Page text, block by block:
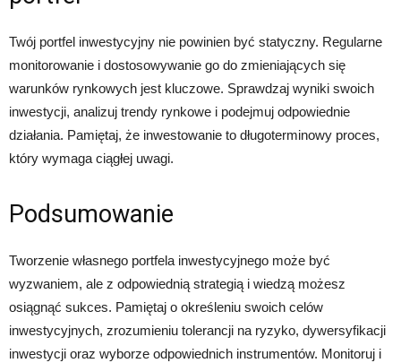
Twój portfel inwestycyjny nie powinien być statyczny. Regularne
monitorowanie i dostosowywanie go do zmieniających się
warunków rynkowych jest kluczowe. Sprawdzaj wyniki swoich
inwestycji, analizuj trendy rynkowe i podejmuj odpowiednie
działania. Pamiętaj, że inwestowanie to długoterminowy proces,
który wymaga ciągłej uwagi.
Podsumowanie
Tworzenie własnego portfela inwestycyjnego może być
wyzwaniem, ale z odpowiednią strategią i wiedzą możesz
osiągnąć sukces. Pamiętaj o określeniu swoich celów
inwestycyjnych, zrozumieniu tolerancji na ryzyko, dywersyfikacji
inwestycji oraz wyborze odpowiednich instrumentów. Monitoruj i